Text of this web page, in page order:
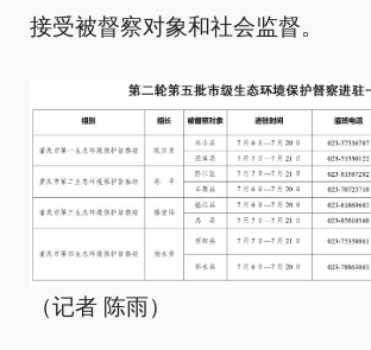
接受被督察对象和社会监督。
（记者 陈雨）